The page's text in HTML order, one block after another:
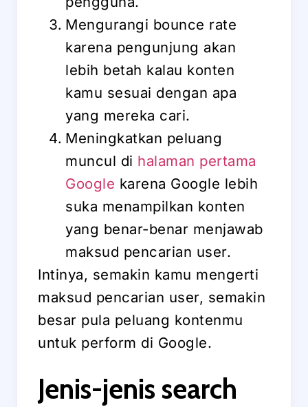
Mengurangi bounce rate
karena pengunjung akan
lebih betah kalau konten
kamu sesuai dengan apa
yang mereka cari.
Meningkatkan peluang
muncul di halaman pertama
Google karena Google lebih
suka menampilkan konten
yang benar-benar menjawab
maksud pencarian user.
Intinya, semakin kamu mengerti
maksud pencarian user, semakin
besar pula peluang kontenmu
untuk perform di Google.
Jenis-jenis search